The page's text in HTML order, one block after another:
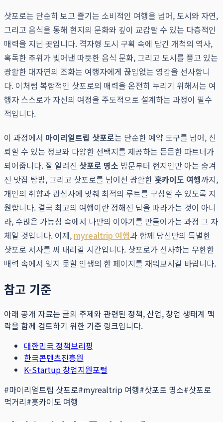
삿포로는 단순히 보고 즐기는 소비적인 여행을 넘어, 도시와 자연,
그리고 음식을 통해 현지의 문화와 깊이 교감할 수 있는 다층적인
매력을 지닌 곳입니다. 격자형 도시 구획 속에 담긴 개척의 역사,
혹독한 추위가 빚어낸 따뜻한 음식 문화, 그리고 도시를 품고 있는
광활한 대자연의 조화는 여행자에게 끊임없는 영감을 선사합니
다. 이처럼 복합적인 삿포로의 매력을 온전히 누리기 위해서는 여
행자 스스로가 자신의 여정을 주도적으로 설계하는 과정이 필수
적입니다.
이 과정에서 마이리얼트립 삿포로는 단순한 예약 도구를 넘어, 신
뢰할 수 있는 정보와 다양한 선택지를 제공하는 든든한 파트너가
되어줍니다. 잘 알려진 삿포로 명소 방문부터 현지인만 아는 숨겨
진 맛집 탐방, 그리고 삿포로를 넘어선 광활한 홋카이도 여행까지,
개인의 취향과 관심사에 맞춰 최적의 루트를 구성할 수 있도록 지
원합니다. 결국 최고의 여행이란 정해진 답을 따라가는 것이 아니
라, 수많은 가능성 속에서 나만의 이야기를 만들어가는 과정 그 자
체일 것입니다. 이제, myrealtrip 여행과 함께 당신만의 특별한
삿포로 서사를 써 내려갈 시간입니다. 삿포로가 선사하는 무한한
매력 속에서 잊지 못할 인생의 한 페이지를 채워보시길 바랍니다.
참고 기준
아래 공개 자료는 글의 주제와 관련된 정책, 산업, 창업 생태계 맥
락을 함께 검토하기 위한 기준 링크입니다.
대한민국 정책브리핑
한국콘텐츠진흥원
K-Startup 창업지원포털
#마이리얼트립 삿포로#myrealtrip 여행#삿포로 명소#삿포로
먹거리#홋카이도 여행